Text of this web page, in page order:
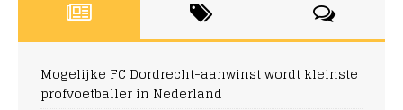
Mogelijke FC Dordrecht-aanwinst wordt kleinste
profvoetballer in Nederland